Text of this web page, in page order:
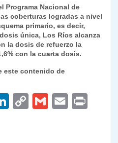
Programa Nacional de
coberturas logradas a nivel
primario, es decir,
única, Los Ríos alcanza
la dosis de refuerzo la
con la cuarta dosis.
este contenido de
Li
C
G
E